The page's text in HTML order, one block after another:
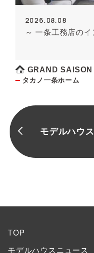
2026.08.08
～ 一条工務店の
GRAND SAISON
タカノ一条ホーム
モデルハウ
TOP
モデルハウスニュース